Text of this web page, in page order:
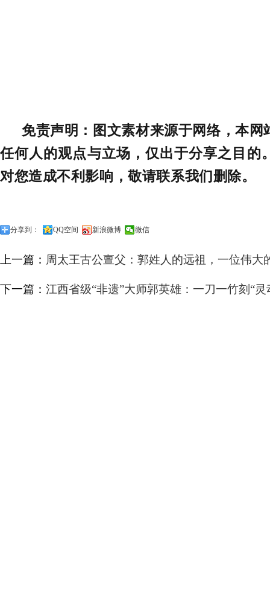
免责声明：图文素材来源于网络，本网
任何人的观点与立场，仅出于分享之目的
对您造成不利影响，敬请联系我们删除。
分享到： QQ空间 新浪微博 微信
上一篇： 周太王古公亶父：郭姓人的远祖，一位伟大
下一篇： 江西省级“非遗”大师郭英雄：一刀一竹刻“灵